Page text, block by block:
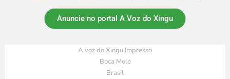
Anuncie no portal A Voz do Xingu
A voz do Xingu Impresso
Boca Mole
Brasil